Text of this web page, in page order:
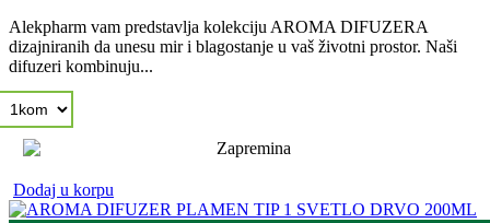
Alekpharm vam predstavlja kolekciju AROMA DIFUZERA
dizajniranih da unesu mir i blagostanje u vaš životni prostor. Naši
difuzeri kombinuju...
Dodaj u korpu